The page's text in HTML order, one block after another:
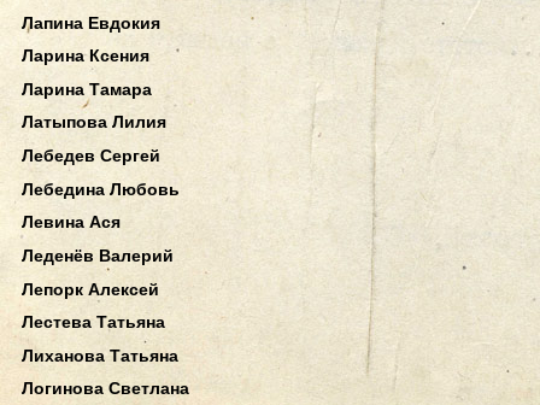
Лапина Евдокия
Ларина Ксения
Ларина Тамара
Латыпова Лилия
Лебедев Сергей
Лебедина Любовь
Левина Ася
Леденёв Валерий
Лепорк Алексей
Лестева Татьяна
Лиханова Татьяна
Логинова Светлана